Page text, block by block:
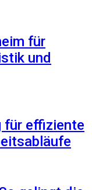
für
und
für effiziente